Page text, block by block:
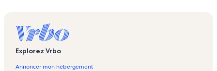
Parc ornithologique Birdworld – Propriétés de vacances
Parc Rex Smeal Park – Propriétés de vacances
Cape Tribulation – Propriétés de vacances
Vie Spa Port Douglas – Propriétés de vacances
Explorez Vrbo
Annoncer mon hébergement